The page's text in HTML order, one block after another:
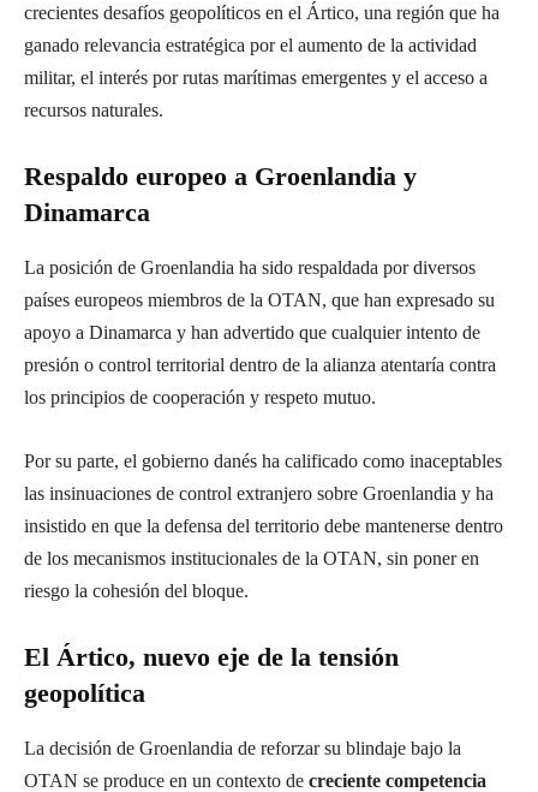
crecientes desafíos geopolíticos en el Ártico, una región que ha
ganado relevancia estratégica por el aumento de la actividad
militar, el interés por rutas marítimas emergentes y el acceso a
recursos naturales.
Respaldo europeo a Groenlandia y
Dinamarca
La posición de Groenlandia ha sido respaldada por diversos
países europeos miembros de la OTAN, que han expresado su
apoyo a Dinamarca y han advertido que cualquier intento de
presión o control territorial dentro de la alianza atentaría contra
los principios de cooperación y respeto mutuo.
Por su parte, el gobierno danés ha calificado como inaceptables
las insinuaciones de control extranjero sobre Groenlandia y ha
insistido en que la defensa del territorio debe mantenerse dentro
de los mecanismos institucionales de la OTAN, sin poner en
riesgo la cohesión del bloque.
El Ártico, nuevo eje de la tensión
geopolítica
La decisión de Groenlandia de reforzar su blindaje bajo la
OTAN se produce en un contexto de creciente competencia